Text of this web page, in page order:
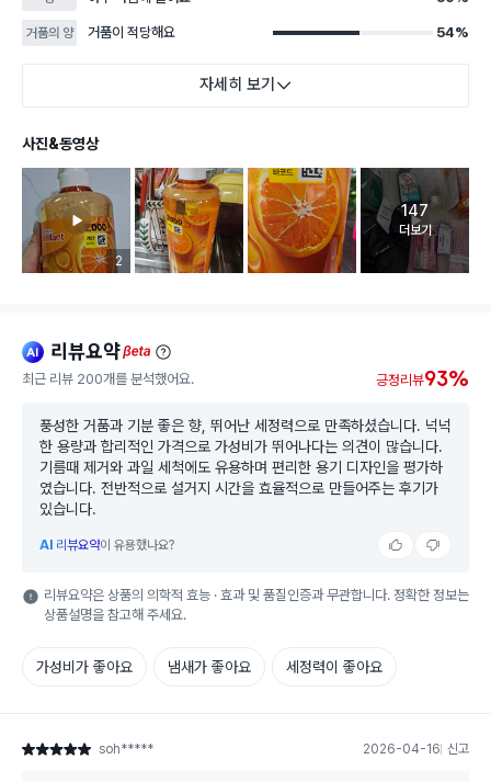
거품의 양 거품이 적당해요 54%
자세히 보기
사진&동영상
리뷰 이미지 등록 개수
2
고객 리뷰
147
더보기
ai 리뷰요약beta
최근 리뷰 200개를 분석했어요. 긍정리뷰93%
풍성한 거품과 기분 좋은 향, 뛰어난 세정력으로 만족하셨습니다. 넉넉
한 용량과 합리적인 가격으로 가성비가 뛰어나다는 의견이 많습니다.
기름때 제거와 과일 세척에도 유용하며 편리한 용기 디자인을 평가하
였습니다. 전반적으로 설거지 시간을 효율적으로 만들어주는 후기가
있습니다.
AI 리뷰요약이 유용했나요?
리뷰요약은 상품의 의학적 효능 · 효과 및 품질인증과 무관합니다. 정확한 정보는
상품설명을 참고해 주세요.
가성비가 좋아요 냄새가 좋아요 세정력이 좋아요
별점 5점 soh***** 2026-04-16 신고